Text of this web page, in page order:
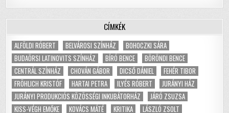
CÍMKÉK
ALFÖLDI RÓBERT BELVÁROSI SZÍNHÁZ
BOHOCZKI SÁRA
BUDAÖRSI LATINOVITS SZÍNHÁZ
BÍRÓ BENCE
BÖRÖNDI BENCE
CENTRÁL SZÍNHÁZ
CHOVÁN GÁBOR DICSŐ DÁNIEL
FEHÉR TIBOR
FRÖHLICH KRISTÓF
HARTAI PETRA ILYÉS RÓBERT
JURÁNYI HÁZ
JURÁNYI PRODUKCIÓS KÖZÖSSÉGI INKUBÁTORHÁZ
JÁRÓ ZSUZSA
KISS-VÉGH EMŐKE
KOVÁCS MÁTÉ KRITIKA LÁSZLÓ ZSOLT